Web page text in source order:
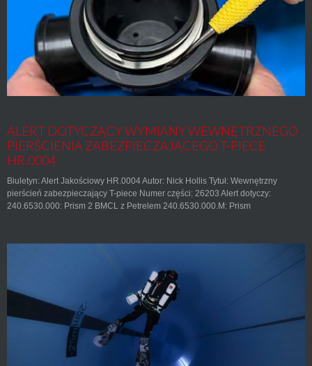
ALERT DOTYCZĄCY WYMIANY WEWNĘTRZNEGO
PIERŚCIENIA ZABEZPIECZAJĄCEGO T-PIECE
HR.0004
Biuletyn: Alert Jakościowy HR.0004 Autor: Nick Hollis Tytuł: Wewnętrzny
pierścień zabezpieczający T-piece Numer części: 26203 Alert dotyczy:
240.6530.000: Prism 2 BMCL z Petrelem 240.6530.000.M: Prism